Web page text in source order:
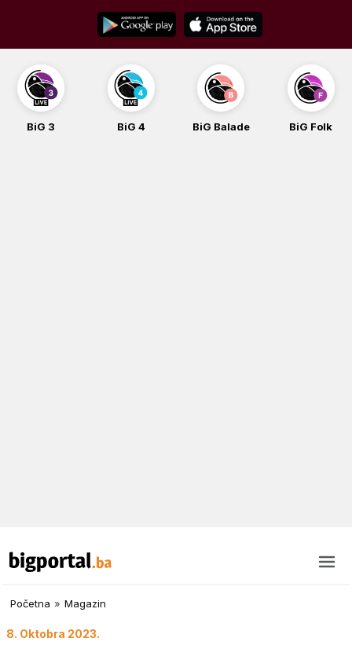
content
BiG 3 BiG 4 BiG Balade BiG Folk
Početna » Magazin
8. Oktobra 2023.